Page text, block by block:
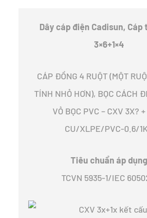
Dây cáp điện Cadisun, Cáp
3×6+1×4
CÁP ĐỒNG 4 RUỘT (MỘT
TÍNH NHỎ HƠN), BỌC CÁCH
VỎ BỌC PVC – CXV 3X? +
CU/XLPE/PVC-0.6/
Tiêu chuẩn áp dụng
TCVN 5935-1/IEC